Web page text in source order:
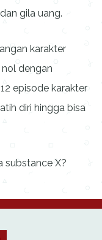
gila uang.
karakter
dengan
episode karakter
diri hingga bisa
substance X?